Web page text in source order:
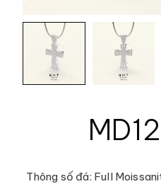
Thông số đá: Full